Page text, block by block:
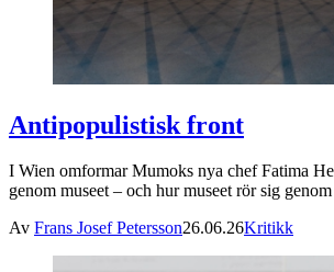
Antipopulistisk front
I Wien omformar Mumoks nya chef Fatima
genom museet – och hur museet rör sig genom
Av Frans Josef Petersson26.06.26Kritikk